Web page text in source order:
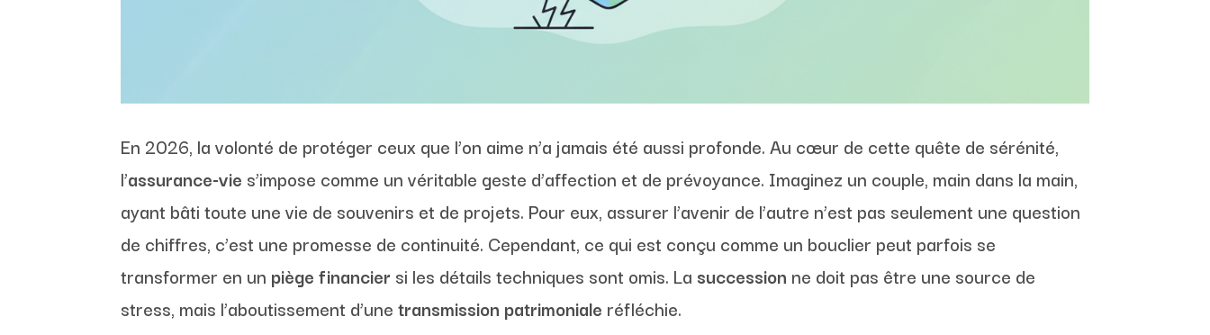
En 2026, la volonté de protéger ceux que l’on aime n’a jamais été aussi profonde. Au cœur de cette quête de sérénité,
l’assurance-vie s’impose comme un véritable geste d’affection et de prévoyance. Imaginez un couple, main dans la main,
ayant bâti toute une vie de souvenirs et de projets. Pour eux, assurer l’avenir de l’autre n’est pas seulement une question
de chiffres, c’est une promesse de continuité. Cependant, ce qui est conçu comme un bouclier peut parfois se
transformer en un piège financier si les détails techniques sont omis. La succession ne doit pas être une source de
stress, mais l’aboutissement d’unetransmission patrimoniale réfléchie.